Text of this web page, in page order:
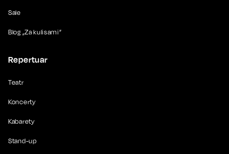
Sale
Blog „Za kulisami”
Repertuar
Teatr
Koncerty
Kabarety
Stand-up